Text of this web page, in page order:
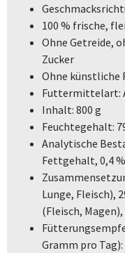
100 % frische,
Ohne Getreide,
Zucker
Ohne künstliche
Inhalt: 800 g
Feuchtegehalt:
Analytische
Fettgehalt, 0,4
Lunge, Fleisch),
(Fleisch,
Gramm pro Tag):